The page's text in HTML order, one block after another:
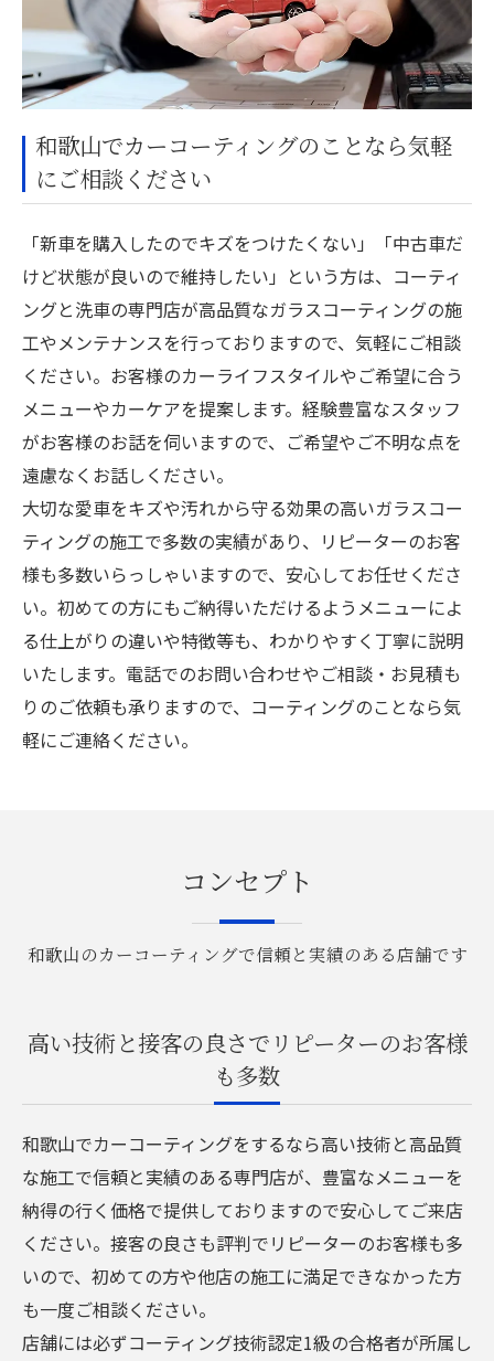
和歌山でカーコーティングのことなら気軽
にご相談ください
「新車を購入したのでキズをつけたくない」「中古車だ
けど状態が良いので維持したい」という方は、コーティ
ングと洗車の専門店が高品質なガラスコーティングの施
工やメンテナンスを行っておりますので、気軽にご相談
ください。お客様のカーライフスタイルやご希望に合う
メニューやカーケアを提案します。経験豊富なスタッフ
がお客様のお話を伺いますので、ご希望やご不明な点を
遠慮なくお話しください。
大切な愛車をキズや汚れから守る効果の高いガラスコー
ティングの施工で多数の実績があり、リピーターのお客
様も多数いらっしゃいますので、安心してお任せくださ
い。初めての方にもご納得いただけるようメニューによ
る仕上がりの違いや特徴等も、わかりやすく丁寧に説明
いたします。電話でのお問い合わせやご相談・お見積も
りのご依頼も承りますので、コーティングのことなら気
軽にご連絡ください。
コンセプト
和歌山のカーコーティングで信頼と実績のある店舗です
高い技術と接客の良さでリピーターのお客様
も多数
和歌山でカーコーティングをするなら高い技術と高品質
な施工で信頼と実績のある専門店が、豊富なメニューを
納得の行く価格で提供しておりますので安心してご来店
ください。接客の良さも評判でリピーターのお客様も多
いので、初めての方や他店の施工に満足できなかった方
も一度ご相談ください。
店舗には必ずコーティング技術認定1級の合格者が所属し